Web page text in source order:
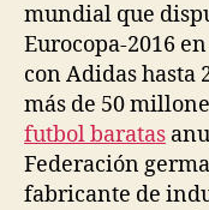
mundial que
Eurocopa-2016
con Adidas hasta
más de 50
futbol baratas
Federación
fabricante de